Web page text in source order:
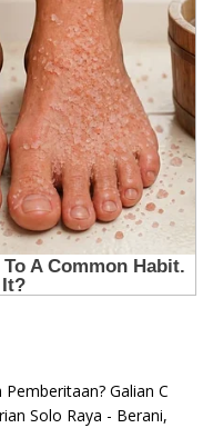
Galian C
Solo Raya - Berani,